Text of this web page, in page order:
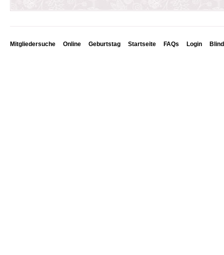
Mitgliedersuche Online Geburtstag Startseite FAQs Login